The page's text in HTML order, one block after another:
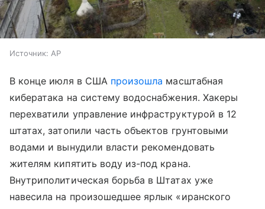
Источник: AP
В конце июля в США произошла масштабная
кибератака на систему водоснабжения. Хакеры
перехватили управление инфраструктурой в 12
штатах, затопили часть объектов грунтовыми
водами и вынудили власти рекомендовать
жителям кипятить воду из-под крана.
Внутриполитическая борьба в Штатах уже
навесила на произошедшее ярлык «иранского